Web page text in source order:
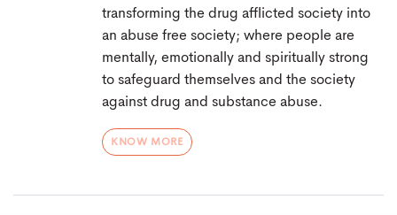
transforming the drug afflicted society into
an abuse free society; where people are
mentally, emotionally and spiritually strong
to safeguard themselves and the society
against drug and substance abuse.
KNOW MORE